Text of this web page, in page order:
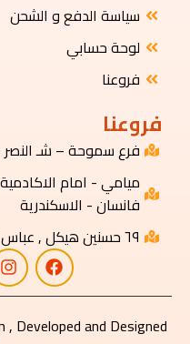
سياسة الدفع و الشحن
لوحة حسابي
فروعنا
فروعنا
فرع سموحة – شـ النصر
ميامي - امام
فانسان - الاسكندرية
٦٩ حسنين هيكل , عباس العقاد , مدينة نصر , القاهرة
Developed and Designed